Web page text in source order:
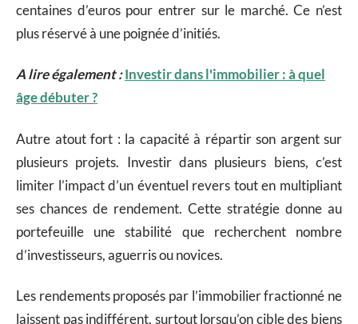
centaines d’euros pour entrer sur le marché. Ce n’est
plus réservé à une poignée d’initiés.
A lire également :Investir dans l'immobilier : à quel
âge débuter ?
Autre atout fort : la capacité à répartir son argent sur
plusieurs projets. Investir dans plusieurs biens, c’est
limiter l’impact d’un éventuel revers tout en multipliant
ses chances de rendement. Cette stratégie donne au
portefeuille une stabilité que recherchent nombre
d’investisseurs, aguerris ou novices.
Les rendements proposés par l’immobilier fractionné ne
laissent pas indifférent, surtout lorsqu’on cible des biens